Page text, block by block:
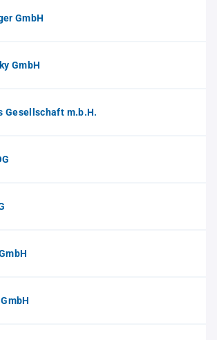
GmbH
GmbH
Gesellschaft m.b.H.